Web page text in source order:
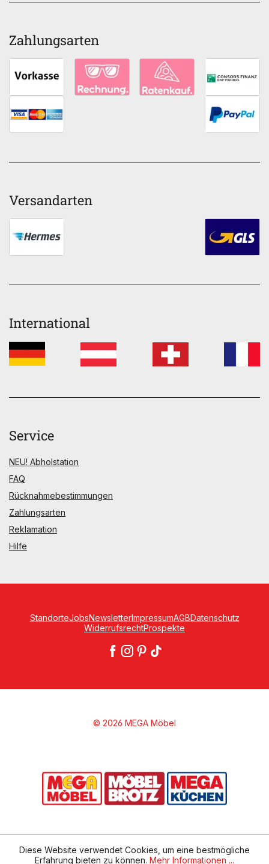
Zahlungsarten
Versandarten
International
Service
NEU! Abholstation
FAQ
Rücknahmebestimmungen
Zahlungsarten
Reklamation
Hilfe
StandorteJobsNewsletterImpressumAGBDatenschutz
WiderrufsrechtProspekte
© 2026 MEGA Möbel
Diese Website verwendet Cookies, um eine bestmögliche
Erfahrung bieten zu können. Mehr Informationen ...